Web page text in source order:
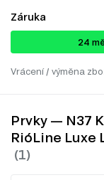
Záruka
24
Vrácení / výměna
Prvky — N37
RióLine Luxe